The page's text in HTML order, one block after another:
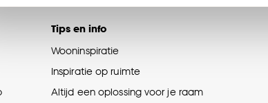
‘Ja, alles toestaan’ om gebruik te maken van
cookies te accepteren. Je kunt er ook
om te weten is dat je deze keuze altijd nog kan
Tips en info
Wooninspiratie
Inspiratie op ruimte
Altijd een oplossing voor je raam